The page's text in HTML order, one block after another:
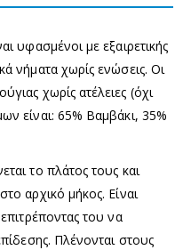
υφασμένοι με εξαιρετικής
νήματα χωρίς ενώσεις. Οι
χωρίς ατέλειες (όχι
είναι: 65% Βαμβάκι, 35%
το πλάτος τους και
αρχικό μήκος. Είναι
του να
Πλένονται στους